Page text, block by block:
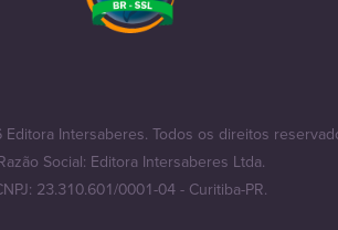
Intersaberes. Todos os direitos
Social: Editora Intersaberes Ltda.
23.310.601/0001-04 - Curitiba-PR.